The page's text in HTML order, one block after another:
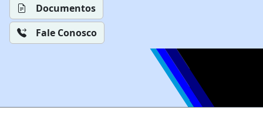
Documentos
Fale Conosco